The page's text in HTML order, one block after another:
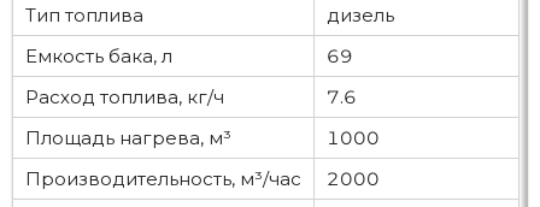
Тип топлива
дизель
Емкость бака, л
69
Расход топлива, кг/ч
7.6
Площадь нагрева, м³
1000
Производительность, м³/час
2000